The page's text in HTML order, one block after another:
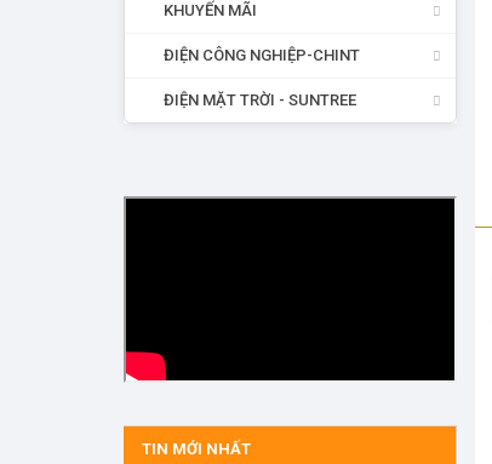
KHUYẾN MÃI
ĐIỆN CÔNG NGHIỆP-CHINT
ĐIỆN MẶT TRỜI - SUNTREE
TIN MỚI NHẤT